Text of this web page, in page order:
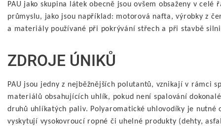
PAU jako skupina látek obecně jsou ovšem obsaženy v celé
průmyslu, jako jsou například: motorová nafta, výrobky z
a materiály používané při pokrývání střech a při stavbě
ZDROJE ÚNIKŮ
PAU jsou jedny z nejběžnějších polutantů, vznikají v rámci
materiálů obsahujících uhlík, pokud není spalování
druhů uhlíkatých paliv. Polyaromatické uhlovodíky je nutné
vyskytují vysokovroucí ropné či uhelné produkty (dehty,